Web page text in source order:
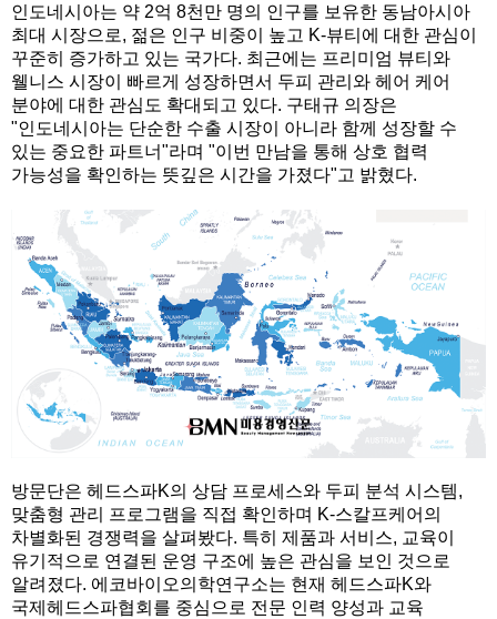
인도네시아는 약 2억 8천만 명의 인구를 보유한 동남아시아
최대 시장으로, 젊은 인구 비중이 높고 K-뷰티에 대한 관심이
꾸준히 증가하고 있는 국가다. 최근에는 프리미엄 뷰티와
웰니스 시장이 빠르게 성장하면서 두피 관리와 헤어 케어
분야에 대한 관심도 확대되고 있다. 구태규 의장은
"인도네시아는 단순한 수출 시장이 아니라 함께 성장할 수
있는 중요한 파트너"라며 "이번 만남을 통해 상호 협력
가능성을 확인하는 뜻깊은 시간을 가졌다"고 밝혔다.
방문단은 헤드스파K의 상담 프로세스와 두피 분석 시스템,
맞춤형 관리 프로그램을 직접 확인하며 K-스칼프케어의
차별화된 경쟁력을 살펴봤다. 특히 제품과 서비스, 교육이
유기적으로 연결된 운영 구조에 높은 관심을 보인 것으로
알려졌다. 에코바이오의학연구소는 현재 헤드스파K와
국제헤드스파협회를 중심으로 전문 인력 양성과 교육